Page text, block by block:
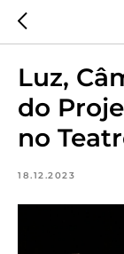
Luz,
do
no
18.12.2023